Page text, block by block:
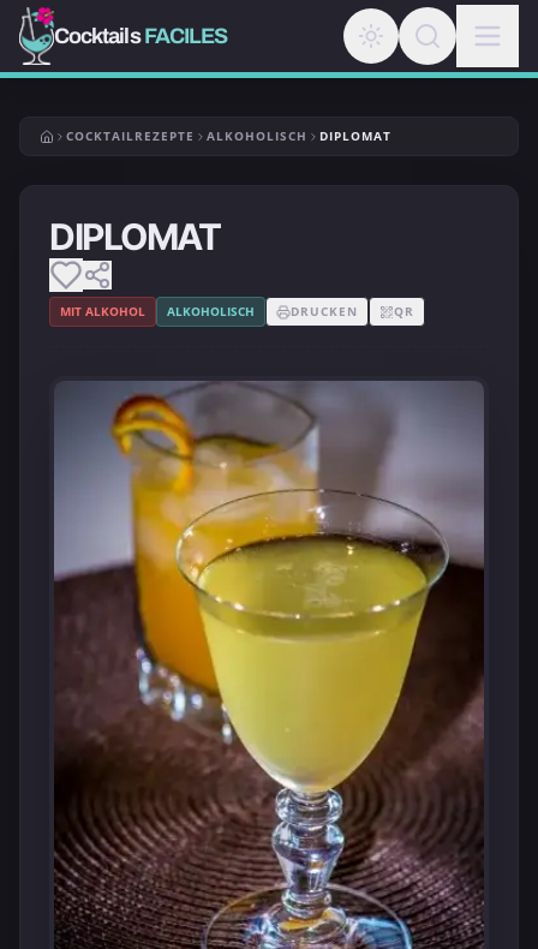
CocktailsFACILES
COCKTAILREZEPTE ALKOHOLISCH DIPLOMAT
DIPLOMAT
MIT ALKOHOL ALKOHOLISCH DRUCKEN QR